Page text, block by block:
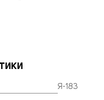
Я-183